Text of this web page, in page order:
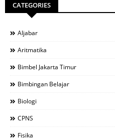
CATEGORIES
Aljabar
Aritmatika
Bimbel Jakarta Timur
Bimbingan Belajar
Biologi
CPNS
Fisika